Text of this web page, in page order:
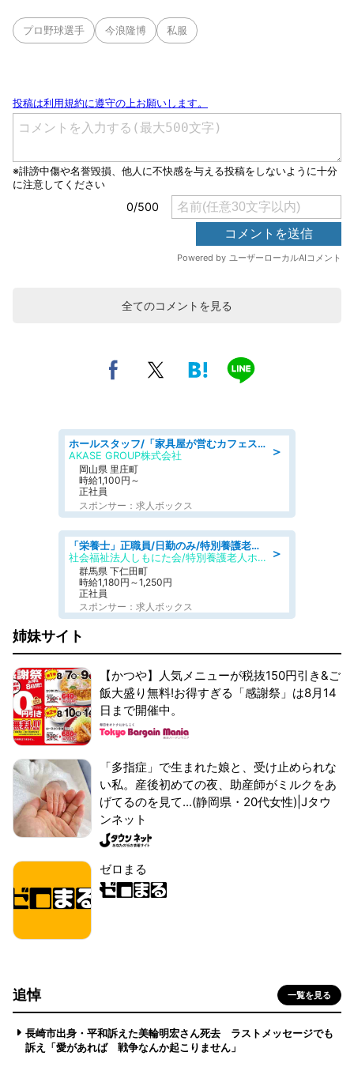
プロ野球選手 今浪隆博 私服
全てのコメントを見る
＞
ホールスタッフ/「家具屋が営むカフェスタッフ!」週2日～OK!嬉しいまかない付き/岡山県/浅口郡里庄町
AKASE GROUP株式会社
岡山県 里庄町
時給1,100円～
正社員
スポンサー：求人ボックス
＞
「栄養士」正職員/日勤のみ/特別養護老人ホーム
社会福祉法人しもにた会/特別養護老人ホーム かぶらの里
群馬県 下仁田町
時給1,180円～1,250円
正社員
スポンサー：求人ボックス
姉妹サイト
【かつや】人気メニューが税抜150円引き&ご
飯大盛り無料!お得すぎる「感謝祭」は8月14
日まで開催中。
「多指症」で生まれた娘と、受け止められな
い私。産後初めての夜、助産師がミルクをあ
げてるのを見て...(静岡県・20代女性)|Jタウ
ンネット
ゼロまる
追悼 一覧を見る
長崎市出身・平和訴えた美輪明宏さん死去 ラストメッセージでも
訴え「愛があれば 戦争なんか起こりません」